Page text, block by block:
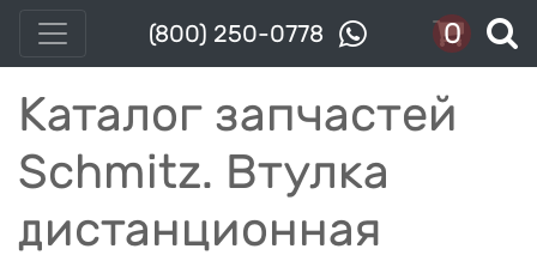
(800) 250-0778 0
Каталог запчастей
Schmitz. Втулка
дистанционная